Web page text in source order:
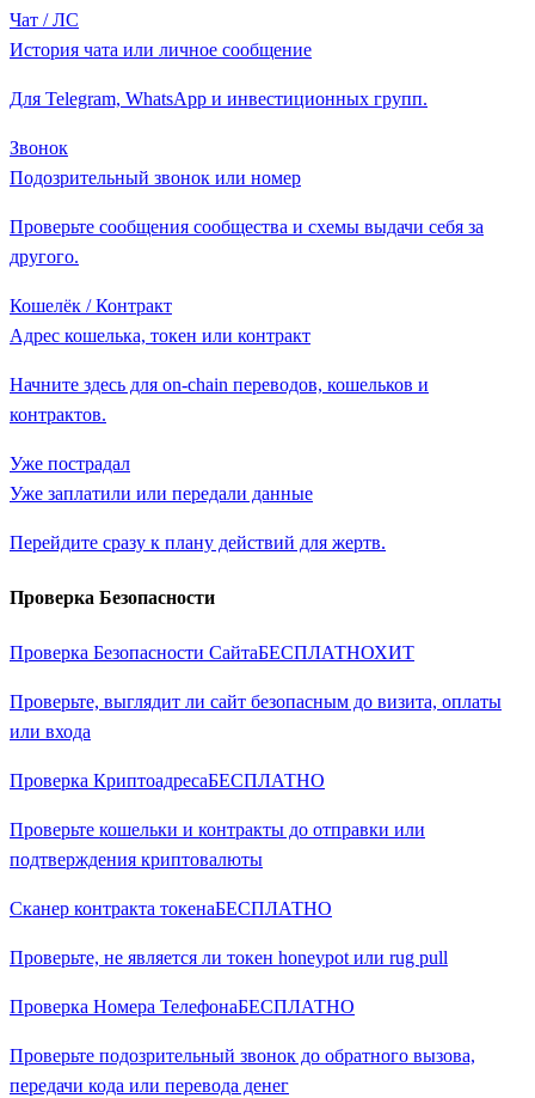
Чат / ЛС
История чата или личное сообщение
Для Telegram, WhatsApp и инвестиционных групп.
Звонок
Подозрительный звонок или номер
Проверьте сообщения сообщества и схемы выдачи себя за
другого.
Кошелёк / Контракт
Адрес кошелька, токен или контракт
Начните здесь для on-chain переводов, кошельков и
контрактов.
Уже пострадал
Уже заплатили или передали данные
Перейдите сразу к плану действий для жертв.
Проверка Безопасности
Проверка Безопасности СайтаБЕСПЛАТНОХИТ
Проверьте, выглядит ли сайт безопасным до визита, оплаты
или входа
Проверка КриптоадресаБЕСПЛАТНО
Проверьте кошельки и контракты до отправки или
подтверждения криптовалюты
Сканер контракта токенаБЕСПЛАТНО
Проверьте, не является ли токен honeypot или rug pull
Проверка Номера ТелефонаБЕСПЛАТНО
Проверьте подозрительный звонок до обратного вызова,
передачи кода или перевода денег